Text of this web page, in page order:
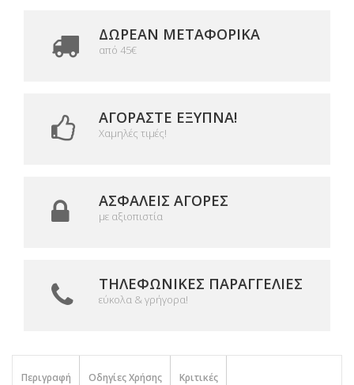
ΔΩΡΕΑΝ ΜΕΤΑΦΟΡΙΚΆ
από 45€
ΑΓΟΡΆΣΤΕ ΈΞΥΠΝΑ!
Χαμηλές τιμές!
ΑΣΦΑΛΕΊΣ ΑΓΟΡΈΣ
με αξιοπιστία
ΤΗΛΕΦΩΝΙΚΈΣ ΠΑΡΑΓΓΕΛΊΕΣ
εύκολα & γρήγορα!
Περιγραφή Οδηγίες Χρήσης Κριτικές